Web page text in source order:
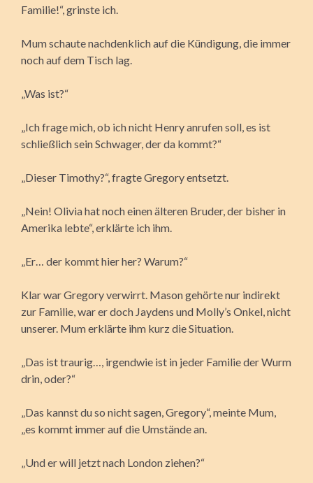
Familie!“, grinste ich.
Mum schaute nachdenklich auf die Kündigung, die immer
noch auf dem Tisch lag.
„Was ist?“
„Ich frage mich, ob ich nicht Henry anrufen soll, es ist
schließlich sein Schwager, der da kommt?“
„Dieser Timothy?“, fragte Gregory entsetzt.
„Nein! Olivia hat noch einen älteren Bruder, der bisher in
Amerika lebte“, erklärte ich ihm.
„Er… der kommt hier her? Warum?“
Klar war Gregory verwirrt. Mason gehörte nur indirekt
zur Familie, war er doch Jaydens und Molly’s Onkel, nicht
unserer. Mum erklärte ihm kurz die Situation.
„Das ist traurig…, irgendwie ist in jeder Familie der Wurm
drin, oder?“
„Das kannst du so nicht sagen, Gregory“, meinte Mum,
„es kommt immer auf die Umstände an.
„Und er will jetzt nach London ziehen?“